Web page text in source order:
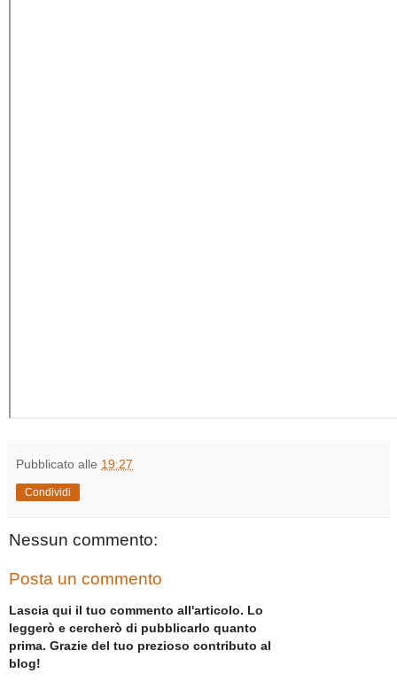
Pubblicato alle 19:27
Condividi
Nessun commento:
Posta un commento
Lascia qui il tuo commento all'articolo. Lo
leggerò e cercherò di pubblicarlo quanto
prima. Grazie del tuo prezioso contributo al
blog!